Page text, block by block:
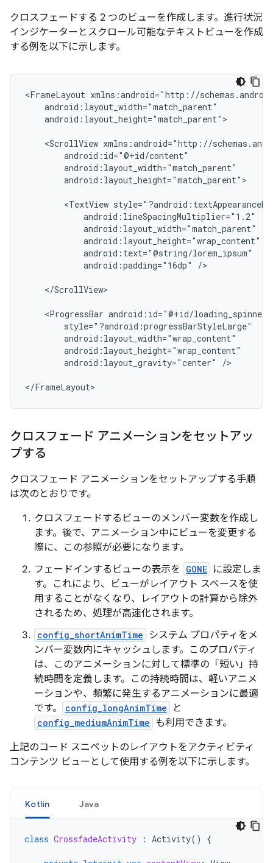
クロスフェードする 2 つのビューを作成します。進行状況
インジケーターとスクロール可能なテキストビューを作成
する例を以下に示します。
<FrameLayout
android:layout_height="match_parent">
<ScrollView
android:layout_height="match_parent">
<TextView
android:padding="16dp"
/>
</ScrollView>
<ProgressBar
android:layout_gravity="center"
/>
クロスフェード アニメーションをセットアッ
プする
クロスフェード アニメーションをセットアップする手順
は次のとおりです。
クロスフェードするビューのメンバー変数を作成し
ます。後で、アニメーション中にビューを変更する
際に、この参照が必要になります。
フェードインするビューの表示を
GONE に設定しま
す。これにより、ビューがレイアウト スペースを使
用することがなくなり、レイアウトの計算から除外
されるため、処理が高速化されます。
config_shortAnimTime
システム プロパティをメ
ンバー変数内にキャッシュします。このプロパティ
は、このアニメーションに対して標準の「短い」持
続時間を定義します。この持続時間は、軽いアニメ
ーションや、頻繁に発生するアニメーションに最適
です。
config_longAnimTime と
config_mediumAnimTime も利用できます。
上記のコード スニペットのレイアウトをアクティビティ
コンテンツ ビューとして使用する例を以下に示します。
Kotlin Java
class CrossfadeActivity : Activity() {